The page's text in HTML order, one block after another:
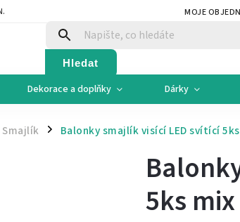
MOJE
Hledat
Dekorace a doplňky Dárky
/ Balonky smajlík visící LED svítící
5ks